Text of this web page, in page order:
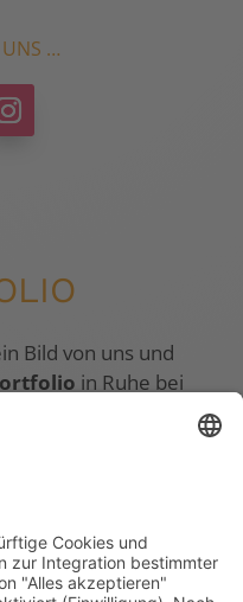
UNS …
Bild von uns und
in Ruhe bei